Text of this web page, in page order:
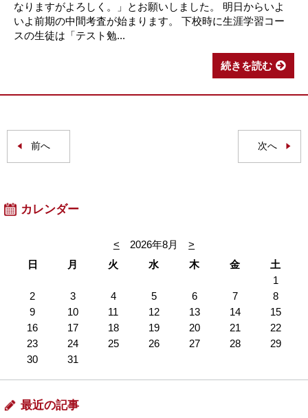
なりますがよろしく。」とお願いしました。 明日からいよ
いよ前期の中間考査が始まります。 下校時に生涯学習コー
スの生徒は「テスト勉...
続きを読む
前へ 次へ
カレンダー
< 2026年8月
>
日
月 火 水 木 金
土
1
2
3 4 5 6 7
8
9
10 11 12 13 14
15
16
17 18 19 20 21
22
23
24 25 26 27 28
29
30
31
最近の記事